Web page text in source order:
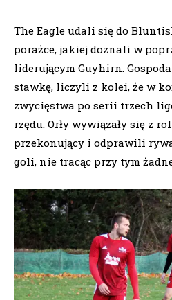
The Eagle udali się do
porażce, jakiej doznali w
liderującym Guyhirn.
stawkę, liczyli z kolei, że w
zwycięstwa po serii trzech
rzędu. Orły wywiązały się z
przekonujący i odprawili
goli, nie tracąc przy tym